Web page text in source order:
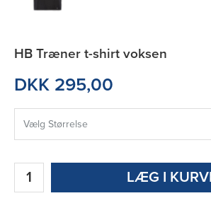
HB Træner t-shirt voksen
DKK 295,00
LÆG I